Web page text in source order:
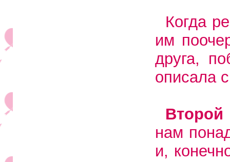
Когда
им
друга,
описала
нам
и,